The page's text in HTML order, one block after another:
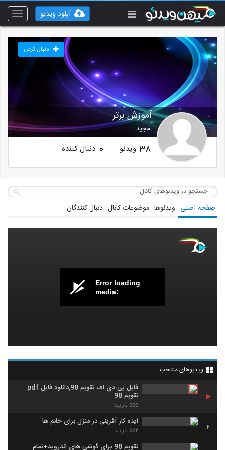
Toggle
آپلود ویدیو
آموزش برتر
مجید
دنبال کردن
38 ویدئو 0 دنبال کننده
صفحه اصلی ویدئوها موضوعات کانال دنبال کنندگان
Error loading
media:
ویدیوهای منتخب
فایل پی دی اف تقویم 98,دانلود فایل pdf
تقویم 98
۵۵۵ بازدید
2
ايده کار آفرينی در منزل برای خانم ها
۵۵۴ بازدید
تقویم 98 برای گوشی های اندروید+تمام